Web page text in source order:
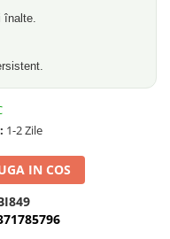
înalte.
1-2 Zile
IN COS